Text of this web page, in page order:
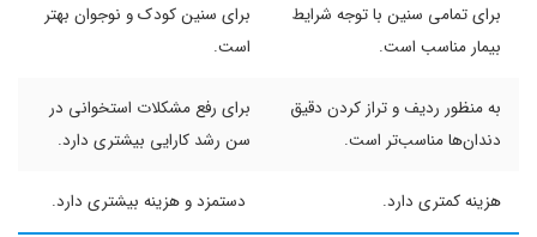
برای تمامی سنین با توجه شرایط
بیمار مناسب است.
برای سنین کودک و نوجوان بهتر
است.
به منظور ردیف و تراز کردن دقیق
دندان‌ها مناسب‌تر است.
برای رفع مشکلات استخوانی در
سن رشد کارایی بیشتری دارد.
هزینه کمتری دارد. دستمزد و هزینه بیشتری دارد.